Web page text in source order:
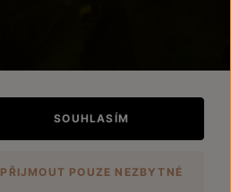
SOUHLASÍM
PŘIJMOUT POUZE NEZBYTNÉ